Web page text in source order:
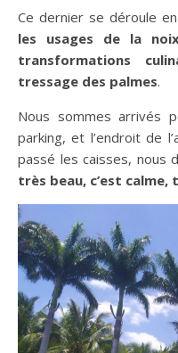
Ce dernier se déroule en
les usages de la
transformations
tressage des palmes.
Nous sommes arrivés
parking, et l’endroit de
passé les caisses, nous
très beau, c’est